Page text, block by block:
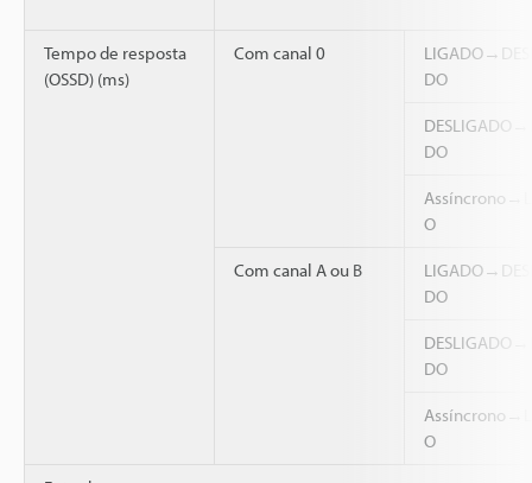
Tempo de resposta
(OSSD) (ms)
Com canal 0
DO
DO
O
Com canal A ou B
DO
DO
O